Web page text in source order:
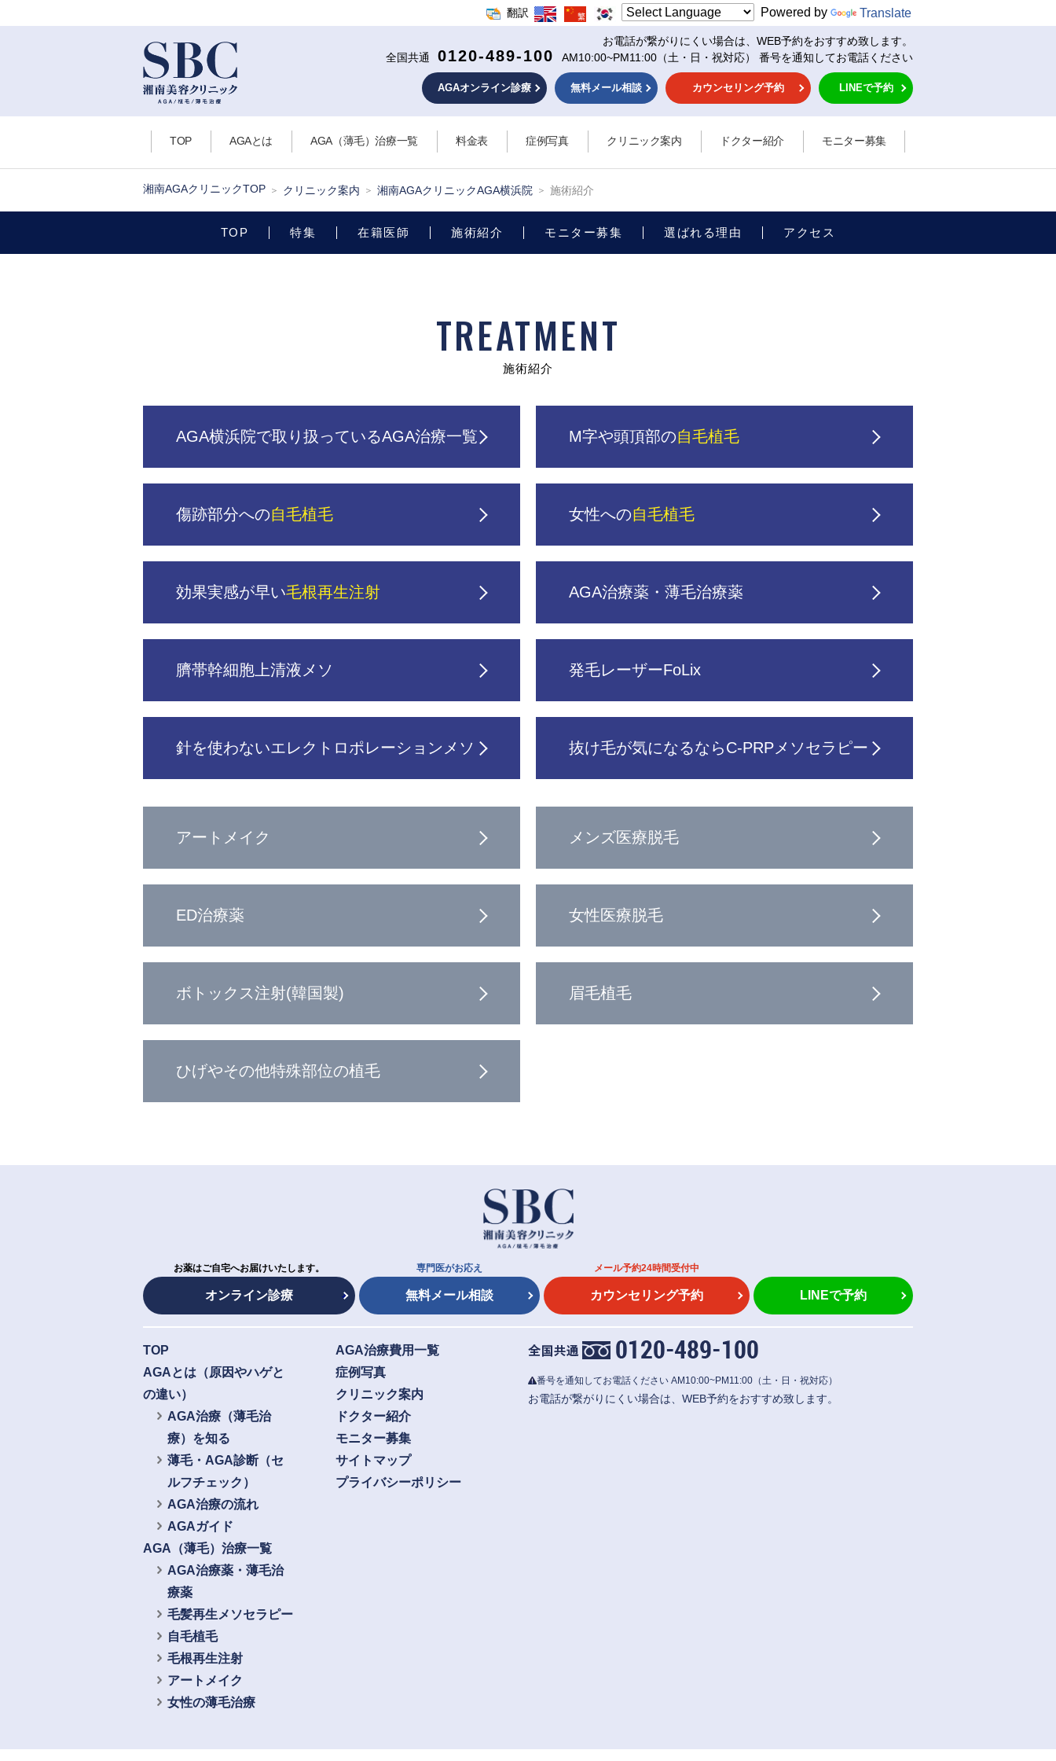
翻訳 Powered by Translate
お電話が繋がりにくい場合は、WEB予約をおすすめ致します。
全国共通
0120-489-100 AM10:00~PM11:00 （土・日・祝対応） 番号を通知してお電話ください
AGAオンライン診療 無料メール相談 カウンセリング予約 LINEで予約
TOP AGAとは AGA（薄毛）治療一覧 料金表 症例写真 クリニック案内 ドクター紹介 モニター募集
湘南AGAクリニックTOP クリニック案内 湘南AGAクリニックAGA横浜院 施術紹介
TOP 特集 在籍医師 施術紹介 モニター募集 選ばれる理由 アクセス
TREATMENT
施術紹介
AGA横浜院で取り扱っているAGA治療一覧 M字や頭頂部の自毛植毛
傷跡部分への自毛植毛 女性への自毛植毛
効果実感が早い毛根再生注射 AGA治療薬・薄毛治療薬
臍帯幹細胞上清液メソ 発毛レーザーFoLix
針を使わないエレクトロポレーションメソ 抜け毛が気になるならC-PRPメソセラピー
アートメイク メンズ医療脱毛
ED治療薬 女性医療脱毛
ボトックス注射(韓国製) 眉毛植毛
ひげやその他特殊部位の植毛
お薬はご自宅へお届けいたします。
オンライン診療
専門医がお応え
無料メール相談
メール予約24時間受付中
カウンセリング予約 LINEで予約
番号を通知してお電話ください AM10:00~PM11:00 （土・日・祝対応）
お電話が繋がりにくい場合は、WEB予約をおすすめ致します。
TOP
AGAとは（原因やハゲと
の違い）
AGA治療（薄毛治
療）を知る
薄毛・AGA診断（セ
ルフチェック）
AGA治療の流れ
AGAガイド
AGA（薄毛）治療一覧
AGA治療薬・薄毛治
療薬
毛髪再生メソセラピー
自毛植毛
毛根再生注射
アートメイク
女性の薄毛治療
AGA治療費用一覧
症例写真
クリニック案内
ドクター紹介
モニター募集
サイトマップ
プライバシーポリシー